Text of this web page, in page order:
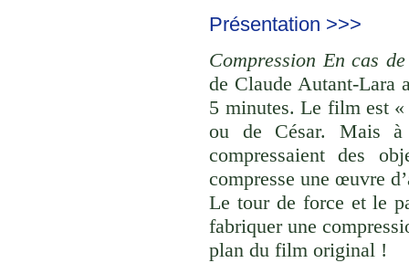
Présentation >>>
Compression En cas
de Claude Autant-Lara
5 minutes. Le film est «
ou de César. Mais
compressaient des
compresse une œuvre
Le tour de force et le
fabriquer une
plan du film original !